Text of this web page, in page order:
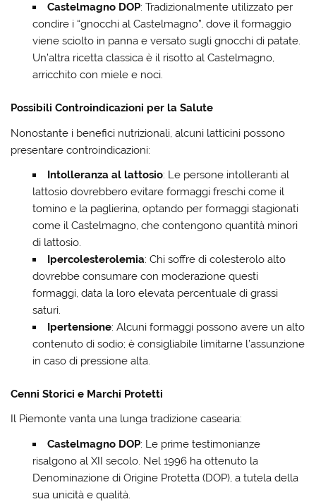
Castelmagno DOP: Tradizionalmente utilizzato per
condire i “gnocchi al Castelmagno”, dove il formaggio
viene sciolto in panna e versato sugli gnocchi di patate.
Un’altra ricetta classica è il risotto al Castelmagno,
arricchito con miele e noci.
Possibili Controindicazioni per la Salute
Nonostante i benefici nutrizionali, alcuni latticini possono
presentare controindicazioni:
Intolleranza al lattosio: Le persone intolleranti al
lattosio dovrebbero evitare formaggi freschi come il
tomino e la paglierina, optando per formaggi stagionati
come il Castelmagno, che contengono quantità minori
di lattosio.
Ipercolesterolemia: Chi soffre di colesterolo alto
dovrebbe consumare con moderazione questi
formaggi, data la loro elevata percentuale di grassi
saturi.
Ipertensione: Alcuni formaggi possono avere un alto
contenuto di sodio; è consigliabile limitarne l’assunzione
in caso di pressione alta.
Cenni Storici e Marchi Protetti
Il Piemonte vanta una lunga tradizione casearia:
Castelmagno DOP: Le prime testimonianze
risalgono al XII secolo. Nel 1996 ha ottenuto la
Denominazione di Origine Protetta (DOP), a tutela della
sua unicità e qualità.